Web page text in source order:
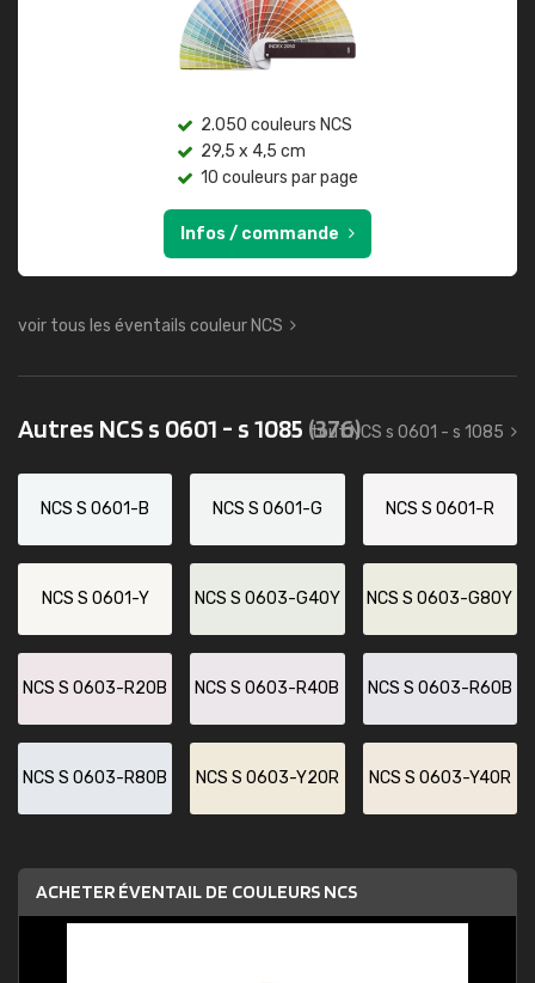
2.050 couleurs NCS
29,5 x 4,5 cm
10 couleurs par page
Infos / commande
voir tous les éventails couleur NCS
Autres NCS s 0601 - s 1085 (376)
tout NCS s 0601 - s 1085
NCS S 0601-B NCS S 0601-G NCS S 0601-R
NCS S 0601-Y NCS S 0603-G40Y NCS S 0603-G80Y
NCS S 0603-R20B NCS S 0603-R40B NCS S 0603-R60B
NCS S 0603-R80B NCS S 0603-Y20R NCS S 0603-Y40R
ACHETER ÉVENTAIL DE COULEURS NCS